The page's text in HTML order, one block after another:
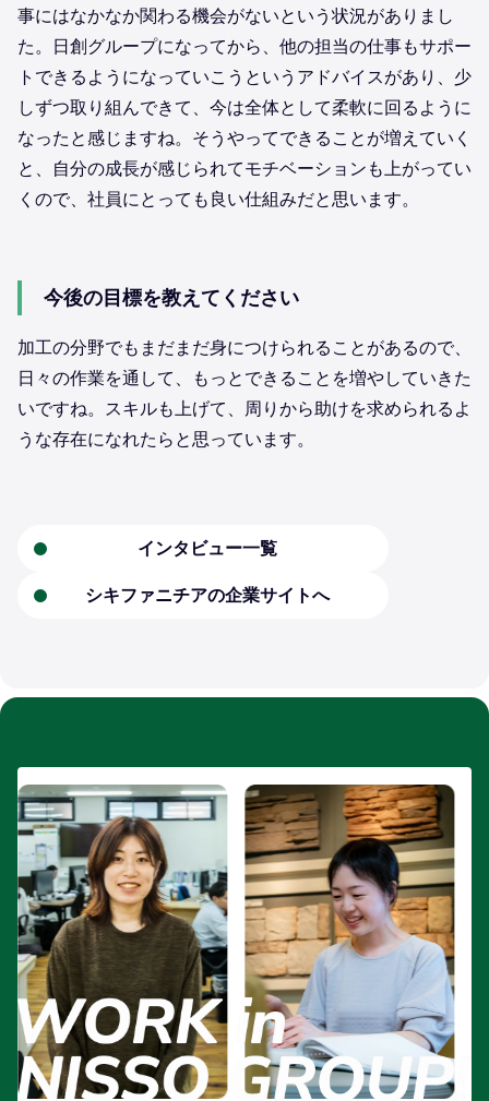
事にはなかなか関わる機会がないという状況がありまし
た。日創グループになってから、他の担当の仕事もサポー
トできるようになっていこうというアドバイスがあり、少
しずつ取り組んできて、今は全体として柔軟に回るように
なったと感じますね。そうやってできることが増えていく
と、自分の成長が感じられてモチベーションも上がってい
くので、社員にとっても良い仕組みだと思います。
今後の目標を教えてください
加工の分野でもまだまだ身につけられることがあるので、
日々の作業を通して、もっとできることを増やしていきた
いですね。スキルも上げて、周りから助けを求められるよ
うな存在になれたらと思っています。
インタビュー一覧
シキファニチアの企業サイトへ